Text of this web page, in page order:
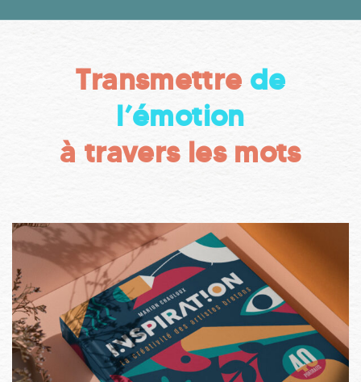
Transmettre de
l’émotion
à travers les mots